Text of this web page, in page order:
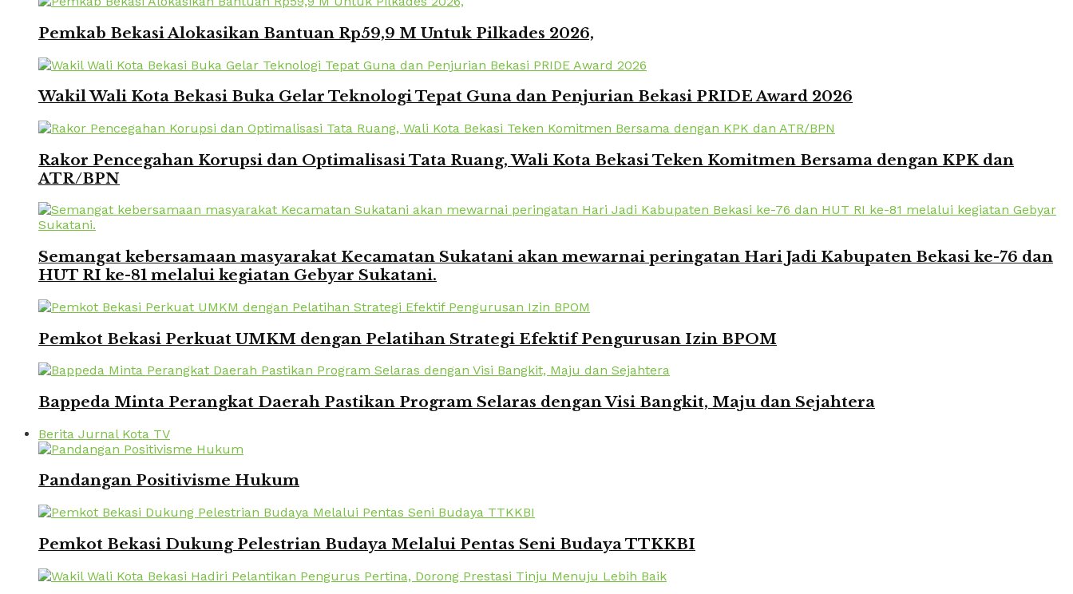
Pemkab Bekasi Alokasikan Bantuan Rp59,9 M Untuk Pilkades 2026,
Wakil Wali Kota Bekasi Buka Gelar Teknologi Tepat Guna dan Penjurian Bekasi PRIDE Award 2026
Rakor Pencegahan Korupsi dan Optimalisasi Tata Ruang, Wali Kota Bekasi Teken Komitmen Bersama dengan KPK dan
ATR/BPN
Semangat kebersamaan masyarakat Kecamatan Sukatani akan mewarnai peringatan Hari Jadi Kabupaten Bekasi ke-76 dan
HUT RI ke-81 melalui kegiatan Gebyar Sukatani.
Pemkot Bekasi Perkuat UMKM dengan Pelatihan Strategi Efektif Pengurusan Izin BPOM
Bappeda Minta Perangkat Daerah Pastikan Program Selaras dengan Visi Bangkit, Maju dan Sejahtera
Berita Jurnal Kota TV
Pandangan Positivisme Hukum
Pemkot Bekasi Dukung Pelestrian Budaya Melalui Pentas Seni Budaya TTKKBI